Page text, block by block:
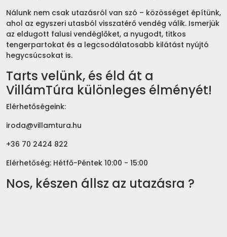
Nálunk nem csak utazásról van szó – közösséget építünk,
ahol az egyszeri utasból visszatérő vendég válik. Ismerjük
az eldugott falusi vendéglőket, a nyugodt, titkos
tengerpartokat és a legcsodálatosabb kilátást nyújtó
hegycsúcsokat is.
Tarts velünk, és éld át a
VillámTúra különleges élményét!
Elérhetőségeink:
iroda@villamtura.hu
+36 70 2424 822
Elérhetőség: Hétfő-Péntek 10:00 - 15:00
Nos, készen állsz az utazásra ?